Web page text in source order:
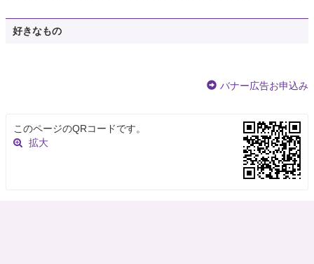
好きなもの
バナー広告お申込み
このページのQRコードです。
拡大